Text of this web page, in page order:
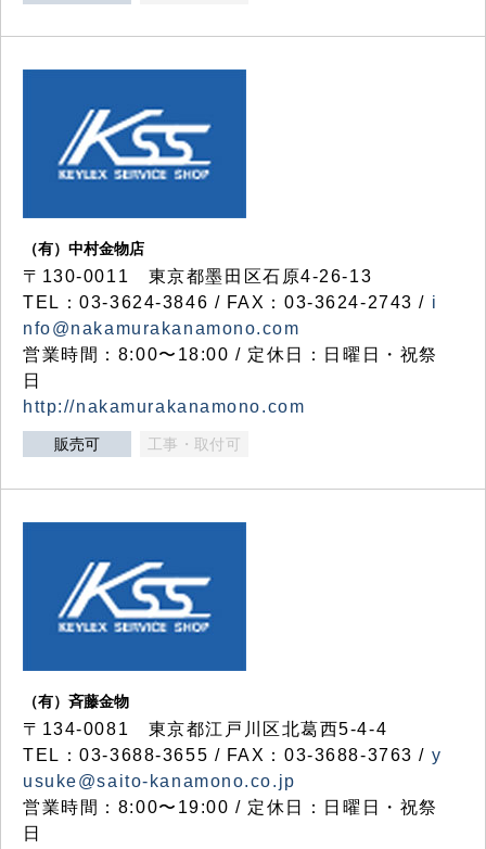
（有）中村金物店
〒130-0011 東京都墨田区石原4-26-13
TEL：03-3624-3846 / FAX：03-3624-2743 / i
nfo@nakamurakanamono.com
営業時間：8:00〜18:00 / 定休日：日曜日・祝祭
日
http://nakamurakanamono.com
販売可 工事・取付可
（有）斉藤金物
〒134-0081 東京都江戸川区北葛西5-4-4
TEL：03-3688-3655 / FAX：03-3688-3763 / y
usuke@saito-kanamono.co.jp
営業時間：8:00〜19:00 / 定休日：日曜日・祝祭
日